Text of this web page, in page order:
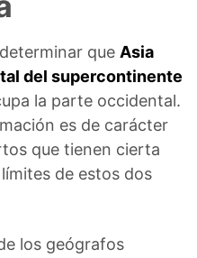
que Asia
del supercontinente
la parte occidental.
es de carácter
que tienen cierta
de estos dos
los geógrafos